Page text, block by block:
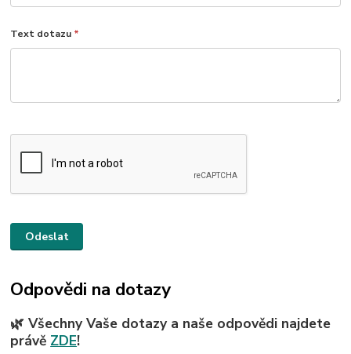
Text dotazu *
Odpovědi na dotazy
🌿 Všechny Vaše dotazy a naše odpovědi najdete
právě ZDE!